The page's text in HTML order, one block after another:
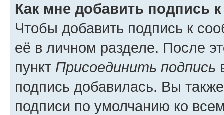
Как мне добавить подпись
Чтобы добавить подпись к
её в личном разделе. После
пункт Присоединить подпись
подпись добавилась. Вы
подписи по умолчанию ко